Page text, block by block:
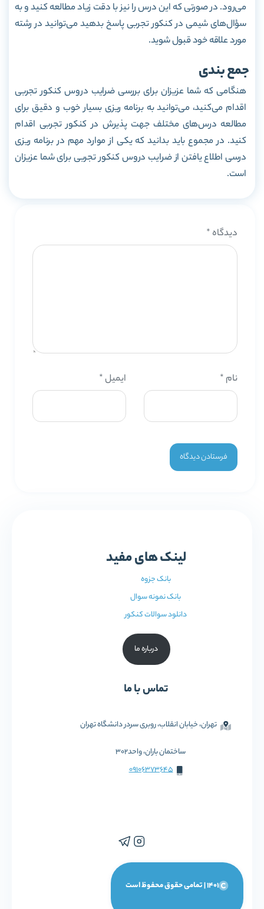
می‌رود. در صورتی که این درس را نیز با دقت زیاد مطالعه کنید و به
سؤال‌های شیمی در کنکور تجربی پاسخ بدهید می‌توانید در رشته
مورد علاقه خود قبول شوید.
جمع بندی
هنگامی که شما عزیزان برای بررسی ضرایب دروس کنکور تجربی
اقدام می‌کنید، می‌توانید به برنامه ریزی بسیار خوب و دقیق برای
مطالعه درس‌های مختلف جهت پذیرش در کنکور تجربی اقدام
کنید. در مجموع باید بدانید که یکی از موارد مهم در برنامه ریزی
درسی اطلاع یافتن از ضرایب دروس کنکور تجربی برای شما عزیزان
است.
دیدگاه *
نام * ایمیل*
لینک های مفید
بانک جزوه
بانک نمونه سوال
دانلود سوالات کنکور
درباره ما
تماس با ما
تهران، خیابان انقلاب، روبری سردر دانشگاه تهران
ساختمان باران، واحد302
09106373645
1401 | تمامی حقوق محفوظ است